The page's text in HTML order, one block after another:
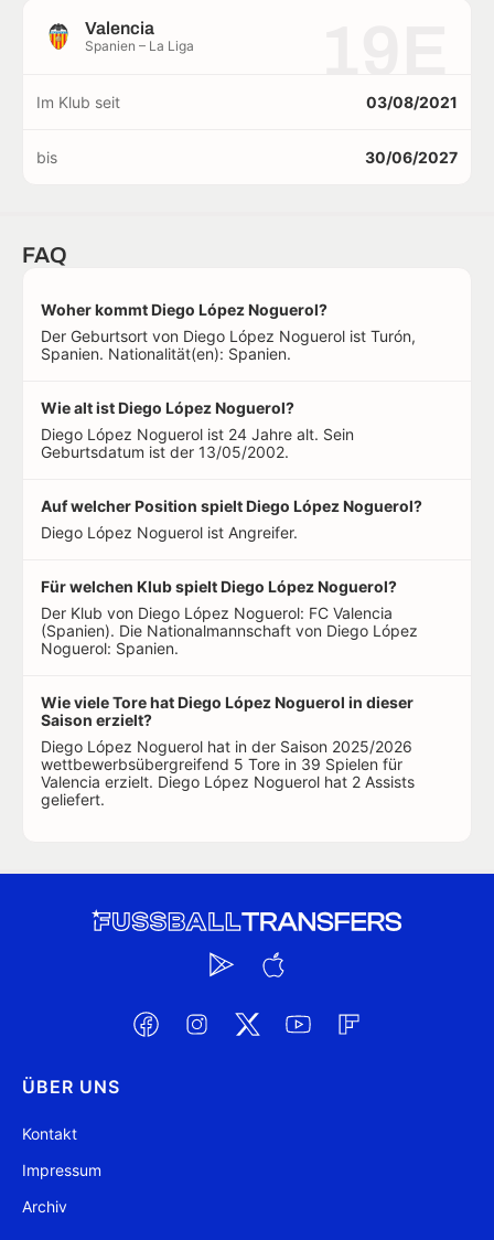
Valencia
Spanien – La Liga
Im Klub seit 03/08/2021
bis 30/06/2027
FAQ
Woher kommt Diego López Noguerol?
Der Geburtsort von Diego López Noguerol ist Turón,
Spanien. Nationalität(en): Spanien.
Wie alt ist Diego López Noguerol?
Diego López Noguerol ist 24 Jahre alt. Sein
Geburtsdatum ist der 13/05/2002.
Auf welcher Position spielt Diego López Noguerol?
Diego López Noguerol ist Angreifer.
Für welchen Klub spielt Diego López Noguerol?
Der Klub von Diego López Noguerol: FC Valencia
(Spanien). Die Nationalmannschaft von Diego López
Noguerol: Spanien.
Wie viele Tore hat Diego López Noguerol in dieser
Saison erzielt?
Diego López Noguerol hat in der Saison 2025/2026
wettbewerbsübergreifend 5 Tore in 39 Spielen für
Valencia erzielt. Diego López Noguerol hat 2 Assists
geliefert.
ÜBER UNS
Kontakt
Impressum
Archiv